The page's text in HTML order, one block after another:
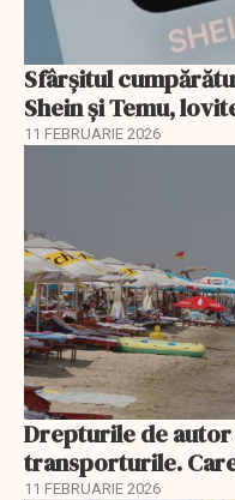
Sfârșitul
Shein și Temu,
11 FEBRUARIE 2026
Drepturile de
transporturile.
11 FEBRUARIE 2026